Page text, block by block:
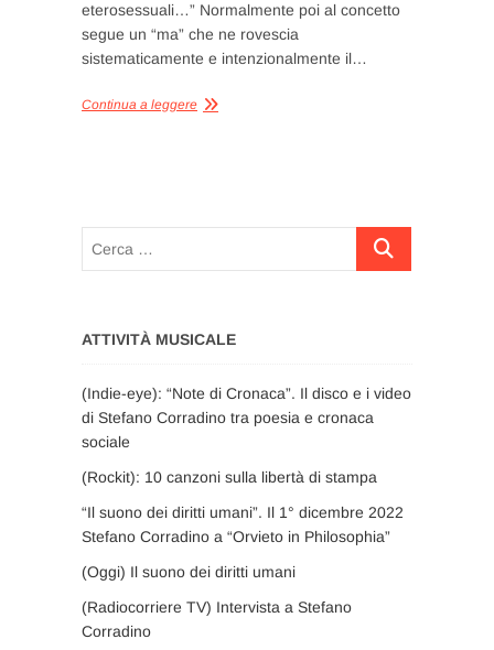
eterosessuali…” Normalmente poi al concetto
segue un “ma” che ne rovescia
sistematicamente e intenzionalmente il…
Continua a leggere
Cerca
ATTIVITÀ MUSICALE
(Indie-eye): “Note di Cronaca”. Il disco e i video
di Stefano Corradino tra poesia e cronaca
sociale
(Rockit): 10 canzoni sulla libertà di stampa
“Il suono dei diritti umani”. Il 1° dicembre 2022
Stefano Corradino a “Orvieto in Philosophia”
(Oggi) Il suono dei diritti umani
(Radiocorriere TV) Intervista a Stefano
Corradino